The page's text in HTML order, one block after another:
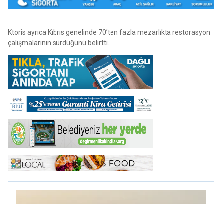
Ktoris ayrıca Kıbrıs genelinde 70’ten fazla mezarlıkta restorasyon
çalışmalarının sürdüğünü belirtti.